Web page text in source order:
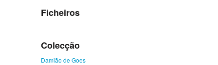
Ficheiros
Colecção
Damião de Goes